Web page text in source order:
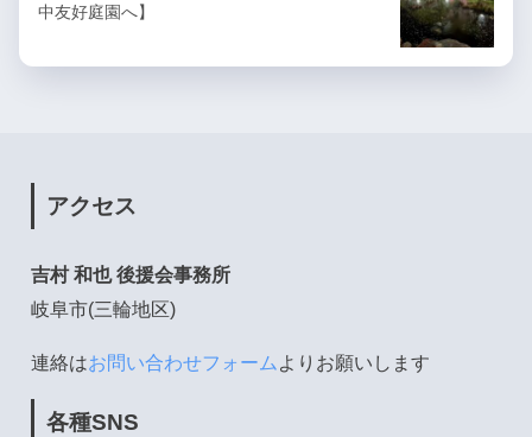
中友好庭園へ】
アクセス
吉村 和也 後援会事務所
岐阜市(三輪地区)
連絡はお問い合わせフォームよりお願いします
各種SNS